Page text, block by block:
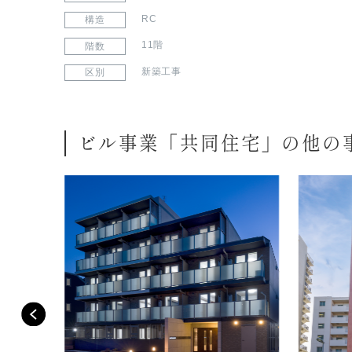
構造 RC
階数 11階
区別 新築工事
ビル事業「共同住宅」の他の